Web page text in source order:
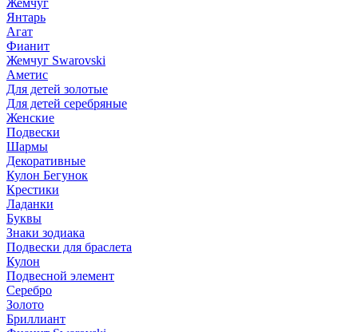
Жемчуг
Янтарь
Агат
Фианит
Жемчуг Swarovski
Аметис
Для детей золотые
Для детей серебряные
Женские
Подвески
Шармы
Декоративные
Кулон Бегунок
Крестики
Ладанки
Буквы
Знаки зодиака
Подвески для браслета
Кулон
Подвесной элемент
Серебро
Золото
Бриллиант